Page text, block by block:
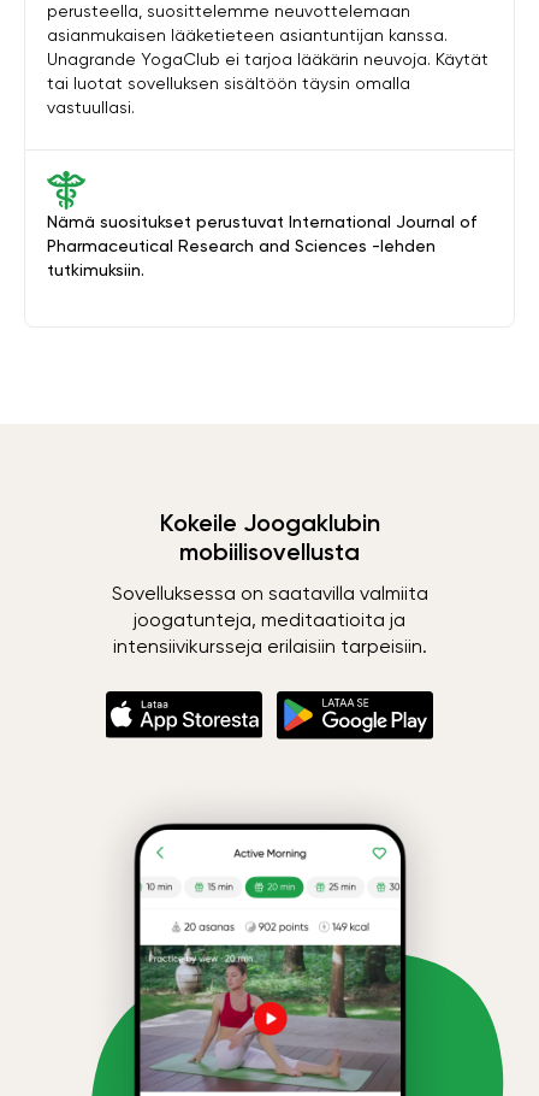
Nämä suositukset perustuvat International Journal of
Pharmaceutical Research and Sciences -lehden
tutkimuksiin.
perusteella, suosittelemme neuvottelemaan
asianmukaisen lääketieteen asiantuntijan kanssa.
Unagrande YogaClub ei tarjoa lääkärin neuvoja. Käytät
tai luotat sovelluksen sisältöön täysin omalla
vastuullasi.
Kokeile Joogaklubin
mobiilisovellusta
Sovelluksessa on saatavilla valmiita
joogatunteja, meditaatioita ja
intensiivikursseja erilaisiin tarpeisiin.